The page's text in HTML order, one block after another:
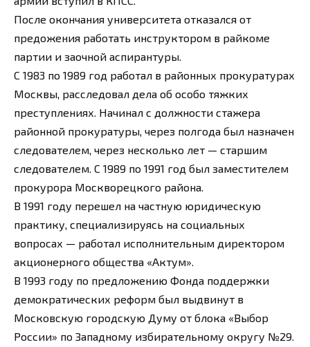
После окончания университета отказался от
предожения работать инструктором в райкоме
партии и заочной аспирантуры.
С 1983 по 1989 год работал в районных прокуратурах
Москвы, расследовал дела об особо тяжких
преступлениях. Начинал с должности стажера
районной прокуратуры, через полгода был назначен
следователем, через несколько лет — старшим
следователем. С 1989 по 1991 год был заместителем
прокурора Москворецкого района.
В 1991 году перешел на частную юридическую
практику, специализируясь на социальных
вопросах — работал исполнительным директором
акционерного общества «Актум».
В 1993 году по предложению Фонда поддержки
демократических реформ был выдвинут в
Московскую городскую Думу от блока «Выбор
России» по Западному избирательному округу №29.